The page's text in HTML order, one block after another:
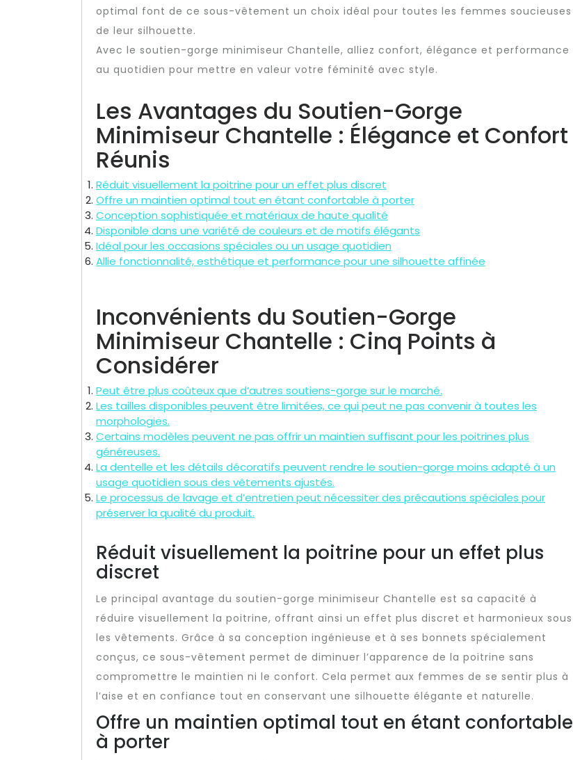
optimal font de ce sous-vêtement un choix idéal pour toutes les femmes soucieuses
de leur silhouette.
Avec le soutien-gorge minimiseur Chantelle, alliez confort, élégance et performance
au quotidien pour mettre en valeur votre féminité avec style.
Les Avantages du Soutien-Gorge
Minimiseur Chantelle : Élégance et Confort
Réunis
Réduit visuellement la poitrine pour un effet plus discret
Offre un maintien optimal tout en étant confortable à porter
Conception sophistiquée et matériaux de haute qualité
Disponible dans une variété de couleurs et de motifs élégants
Idéal pour les occasions spéciales ou un usage quotidien
Allie fonctionnalité, esthétique et performance pour une silhouette affinée
Inconvénients du Soutien-Gorge
Minimiseur Chantelle : Cinq Points à
Considérer
Peut être plus coûteux que d’autres soutiens-gorge sur le marché.
Les tailles disponibles peuvent être limitées, ce qui peut ne pas convenir à toutes les
morphologies.
Certains modèles peuvent ne pas offrir un maintien suffisant pour les poitrines plus
généreuses.
La dentelle et les détails décoratifs peuvent rendre le soutien-gorge moins adapté à un
usage quotidien sous des vêtements ajustés.
Le processus de lavage et d’entretien peut nécessiter des précautions spéciales pour
préserver la qualité du produit.
Réduit visuellement la poitrine pour un effet plus
discret
Le principal avantage du soutien-gorge minimiseur Chantelle est sa capacité à
réduire visuellement la poitrine, offrant ainsi un effet plus discret et harmonieux sous
les vêtements. Grâce à sa conception ingénieuse et à ses bonnets spécialement
conçus, ce sous-vêtement permet de diminuer l’apparence de la poitrine sans
compromettre le maintien ni le confort. Cela permet aux femmes de se sentir plus à
l’aise et en confiance tout en conservant une silhouette élégante et naturelle.
Offre un maintien optimal tout en étant confortable
à porter